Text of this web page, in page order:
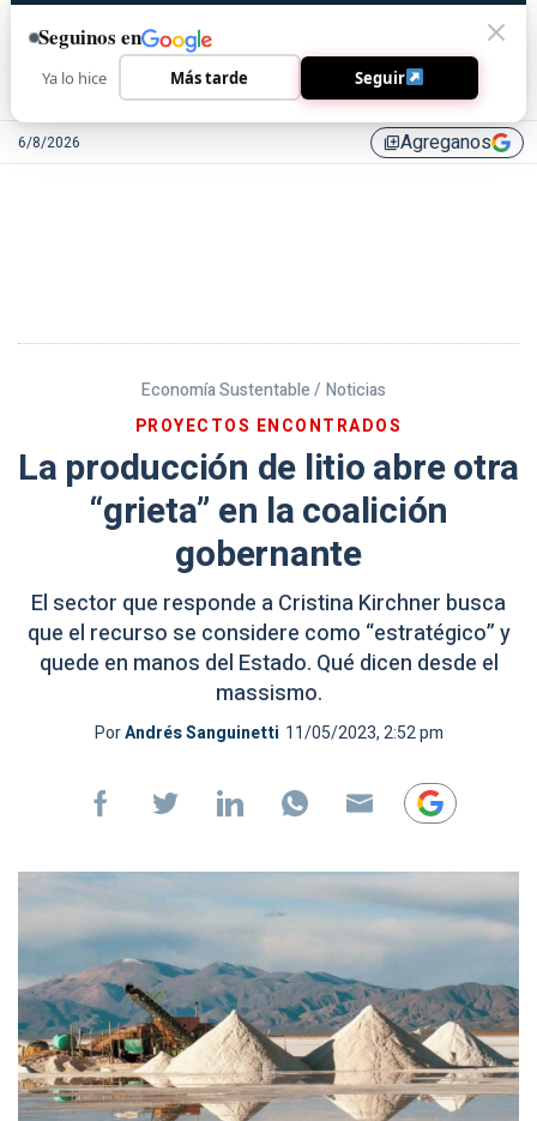
6/8/2026 library_addAgreganos
Economía Sustentable / Noticias
PROYECTOS ENCONTRADOS
La producción de litio abre otra
“grieta” en la coalición
gobernante
El sector que responde a Cristina Kirchner busca
que el recurso se considere como “estratégico” y
quede en manos del Estado. Qué dicen desde el
massismo.
PorAndrés Sanguinetti 11/05/2023, 2:52 pm
Seguinos en
Ya lo hice Más tarde Seguir